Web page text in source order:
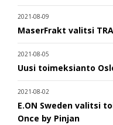
2021-08-09
MaserFrakt valitsi
2021-08-05
Uusi toimeksianto
2021-08-02
E.ON Sweden valitsi
Once by Pinjan